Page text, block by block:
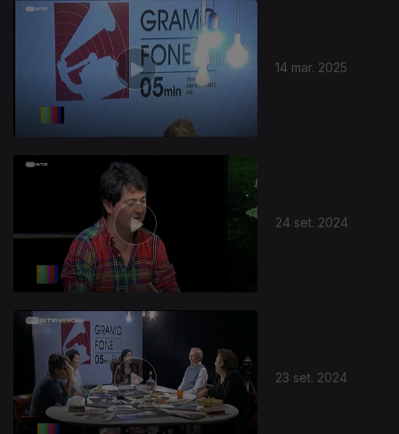
14 mar. 2025
24 set. 2024
23 set. 2024